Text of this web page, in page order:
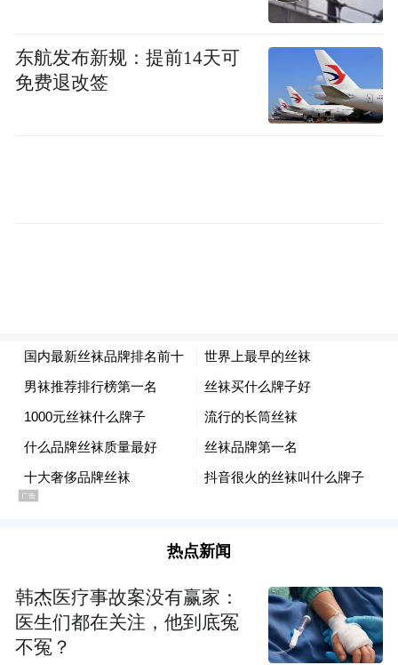
一、数字港与“四港”联动数据共享机制不畅
数字赋能需要更广泛的数据共享与集成，需
要更快的信息交互和数据流转。目前，青岛
解决方案，虽然青岛市“海陆空铁”四港都在
大力推进数字化建设，但他们的数字化应用
仍以单点突破为主，综合解决方案还不是很
成熟；交通运输领域的基础资源数字化基本
实现，但整个物流业务流程和技术构架的深
三、数字港与“四港”联动赋能智慧动能不足
虽然青岛在智慧海港建设方面取得了诸多的
成果，但陆港、空港、铁路港建设进程仍然
东航发布新规：提前14天可
免费退改签
热点新闻
韩杰医疗事故案没有赢家：
医生们都在关注，他到底冤
不冤？